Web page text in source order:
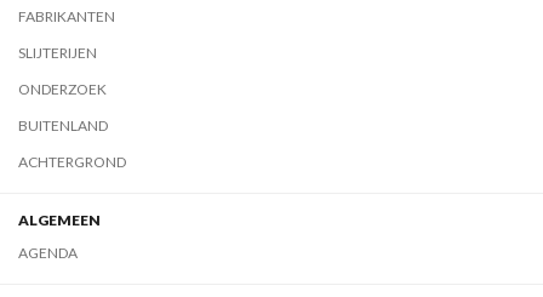
FABRIKANTEN
SLIJTERIJEN
ONDERZOEK
BUITENLAND
ACHTERGROND
ALGEMEEN
AGENDA